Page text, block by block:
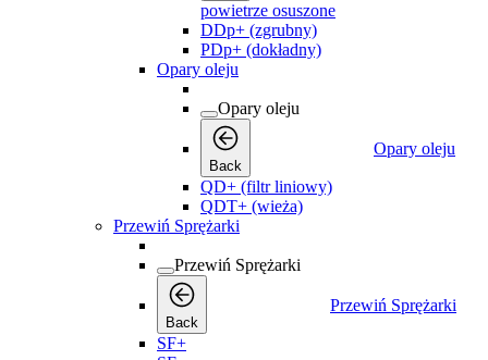
powietrze osuszone
DDp+ (zgrubny)
PDp+ (dokładny)
Opary oleju
Opary oleju
Back
Opary oleju
QD+ (filtr liniowy)
QDT+ (wieża)
Przewiń Sprężarki
Przewiń Sprężarki
Back
Przewiń Sprężarki
SF+